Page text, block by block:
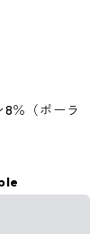
8％（ポーラ